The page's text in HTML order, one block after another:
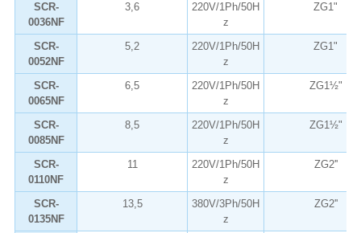
SCR-
0036NF
3,6
220V/1Ph/50H
z
ZG1"
SCR-
0052NF
5,2
220V/1Ph/50H
z
ZG1"
SCR-
0065NF
6,5
220V/1Ph/50H
z
ZG1½"
SCR-
0085NF
8,5
220V/1Ph/50H
z
ZG1½"
SCR-
0110NF
11
220V/1Ph/50H
z
ZG2''
SCR-
0135NF
13,5
380V/3Ph/50H
z
ZG2''